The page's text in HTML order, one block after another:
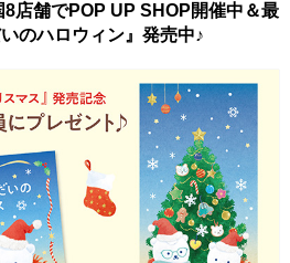
8店舗でPOP UP SHOP開催中＆最
のハロウィン』発売中♪